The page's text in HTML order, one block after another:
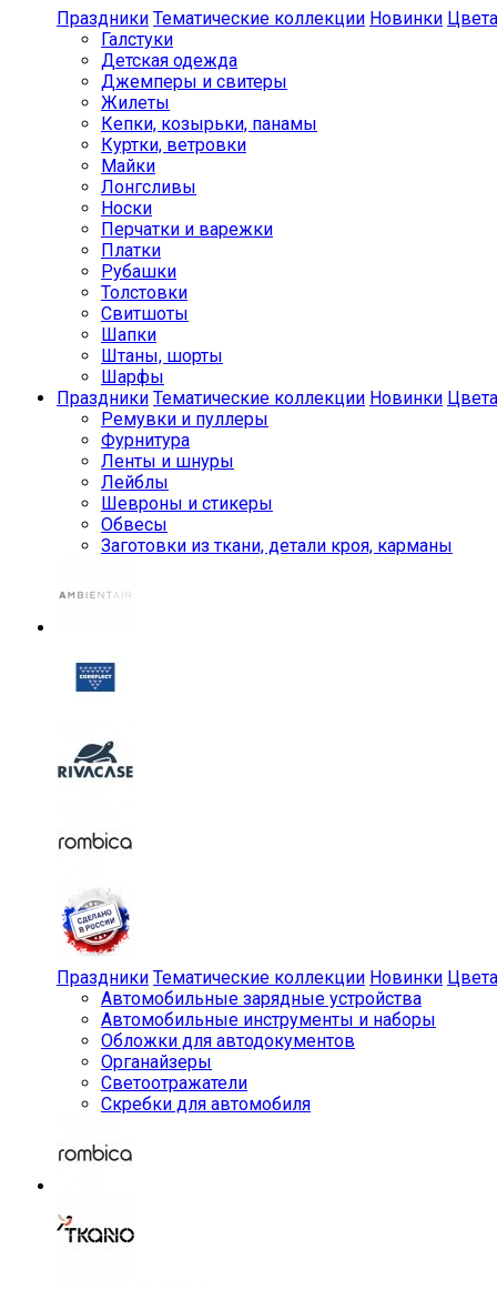
Праздники Тематические коллекции Новинки Цвета
Галстуки
Детская одежда
Джемперы и свитеры
Жилеты
Кепки, козырьки, панамы
Куртки, ветровки
Майки
Лонгсливы
Носки
Перчатки и варежки
Платки
Рубашки
Толстовки
Свитшоты
Шапки
Штаны, шорты
Шарфы
Праздники Тематические коллекции Новинки Цвета
Ремувки и пуллеры
Фурнитура
Ленты и шнуры
Лейблы
Шевроны и стикеры
Обвесы
Заготовки из ткани, детали кроя, карманы
Праздники Тематические коллекции Новинки Цвета
Автомобильные зарядные устройства
Автомобильные инструменты и наборы
Обложки для автодокументов
Органайзеры
Светоотражатели
Скребки для автомобиля